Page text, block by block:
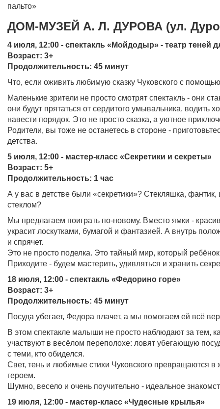
пальто»
ДОМ-МУЗЕЙ А. Л. ДУРОВА (ул.
4 июля, 12:00 - спектакль «Мойдодыр» - театр теней
Возраст: 3+
Продолжительность: 45 минут
Что, если оживить любимую сказку Чуковского с
Маленькие зрители не просто смотрят спектакль - они
они будут прятаться от сердитого умывальника, водить
навести порядок. Это не просто сказка, а уютное
Родители, вы тоже не останетесь в стороне -
детства.
5 июля, 12:00 - мастер-класс «Секретики и секреты»
Возраст: 5+
Продолжительность: 1 час
А у вас в детстве были «секретики»? Стекляшка,
стеклом?
Мы предлагаем поиграть по-новому. Вместо ямки -
украсит лоскутками, бумагой и фантазией. А внутрь
и спрячет.
Это не просто поделка. Это тайный мир, который
Приходите - будем мастерить, удивляться и хранить
18 июля, 12:00 - спектакль «Федорино горе»
Возраст: 3+
Продолжительность: 45 минут
Посуда убегает, Федора плачет, а мы помогаем ей всё
В этом спектакле малыши не просто наблюдают за тем,
участвуют в весёлом переполохе: ловят убегающую
с теми, кто обиделся.
Свет, тень и любимые стихи Чуковского превращаются в
героем.
Шумно, весело и очень поучительно - идеальное
19 июля, 12:00 - мастер-класс «Чудесные крылья»